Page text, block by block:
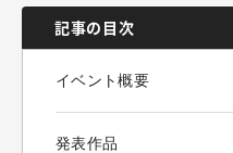
記事の目次
イベント概要
発表作品